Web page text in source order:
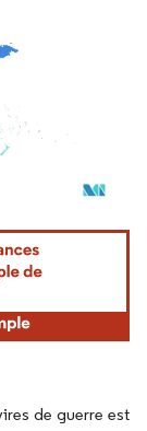
attribution sous CC BY
de guerre est